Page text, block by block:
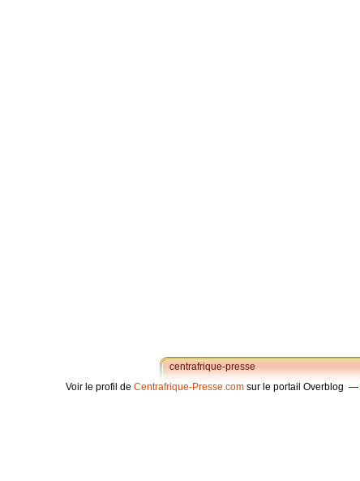
centrafrique-presse
Voir le profil de Centrafrique-Presse.com sur le portail Overblog